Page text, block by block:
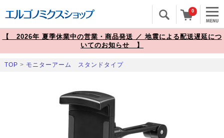
0
【 2026年 夏季休業中の営業・商品発送 ／ 地震による配送遅延につ
いてのお知らせ 】
TOP > モニターアーム スタンドタイプ